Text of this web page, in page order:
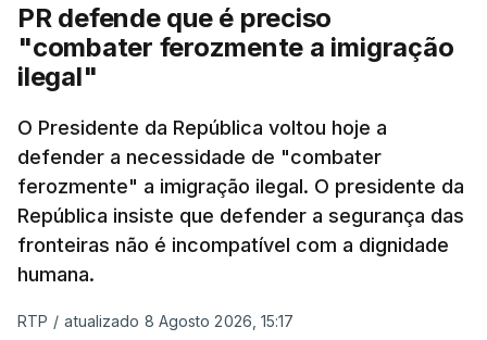
PR defende que é preciso
"combater ferozmente a imigração
ilegal"
O Presidente da República voltou hoje a
defender a necessidade de "combater
ferozmente" a imigração ilegal. O presidente da
República insiste que defender a segurança das
fronteiras não é incompatível com a dignidade
humana.
RTP / atualizado 8 Agosto 2026, 15:17